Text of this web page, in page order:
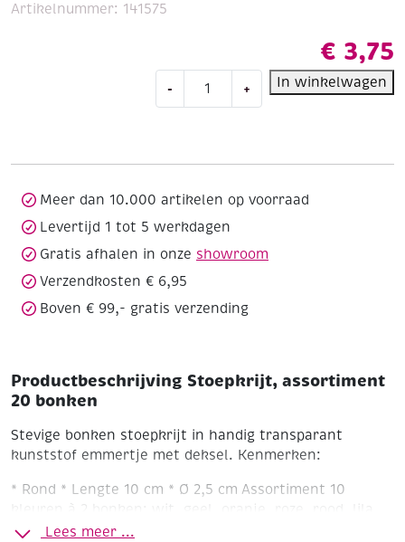
€ 3,75
-
assortiment
+ In winkelwagen
Artikelnummer: 141575
Meer dan 10.000 artikelen op voorraad
Levertijd 1 tot 5 werkdagen
Gratis afhalen in onze showroom
Verzendkosten € 6,95
Boven € 99,- gratis verzending
Productbeschrijving Stoepkrijt, assortiment
20 bonken
Stevige bonken stoepkrijt in handig transparant
kunststof emmertje met deksel. Kenmerken:
* Rond * Lengte 10 cm * Ø 2,5 cm Assortiment 10
kleuren à 2 bonken: wit, geel, oranje, roze, rood, lila,
lichgroen, groen, blauw, bruin
Lees meer ...